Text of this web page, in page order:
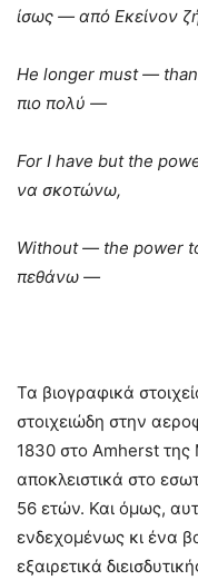
ίσως — από Εκείνον
He longer must— than
πιο πολύ —
For I have but the
να σκοτώνω,
Without— the power
πεθάνω —
Τα βιογραφικά
στοιχειώδη στην
1830 στο Amherst
αποκλειστικά στο
56 ετών. Και όμως,
ενδεχομένως κι ένα
εξαιρετικά